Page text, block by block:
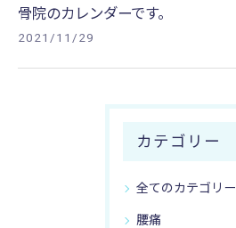
骨院のカレンダーです。
2021/11/29
カテゴリー
全てのカテゴリー
腰痛